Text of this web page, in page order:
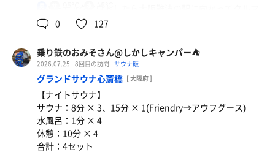
淡麗中華
初のスズキラーメン。本当は背脂中華のつもりだった
こ、食券買い間違えた🤣 魚介は薄いけどあっさり旨い
🤤
伊藤園 黄金烏龍茶
ウォータークーラー
で、このタイミングでルーチンワークの8分3セット。やは
りNEOGIFUは(◍ ´꒳` ◍)b𑇔₹!!
さあ、今日はミッドナイトサウナ入れたい。のでめっちゃ
早いけどカプセル籠りましょ🤣🤣🤣
ラストは露天風呂のブラックシリカ湯でキマりました。
バコ😗🚬💭入れながら軽く永眠していた🤣
時間が13時近くなったので退館して歩いてくねくねに向か
いましょう。
さて、何食おうかなーっと。冷やしメニューでもいいけど
野菜🥬も食いたいしなぁ…💡 ̖́-‬と、言うわけでいつものベ
ジスタベト2辛にしよ🤤
まあ、急に五色に決めたししゃあないｼｬｰﾅｲ(´−｀)
で、風呂へ。そうそう、ココいきなり2階に上がるんよね
😂なんか思い出してきた(笑)
銭湯だと思って入るとデカさにびびる。ココ、名古屋の新
守山乃湯よりもだいぶ広い。広さの感覚的には和合の湯く
らい広い♨️
で、サウナもね🤣
あー、こんな感じだったなぁ。なんかいろいろ思い出して
きた。
停めてある近鉄八尾まで🚃
方が全然便利だった💦
で、どこ行こうかなあと思っていてふと思いついたところ
は東大阪市……あー、やっぱり昨日の判断は裏目ってたな
ぁ🤣🤣🤣
で、クルマに乗り込んで八尾市から東大阪市へ。向かうの
は河内花園駅の方面へ🚗💨＜ｳｯﾋｮｵｵｵｱｱｱ!!!
八尾から30分くらいでとうちゃこしたのは初めての施設、
0 127
乗り鉄のおみそさん@しかしキャンパー⛺
2026.07.25 8回目の訪問 サウナ飯
グランドサウナ心斎橋 [ 大阪府 ]
【ナイトサウナ】
サウナ：8分 × 3、15分 × 1(Friendry→アウフグース)
水風呂：1分 × 4
休憩：10分 × 4
合計：4セット